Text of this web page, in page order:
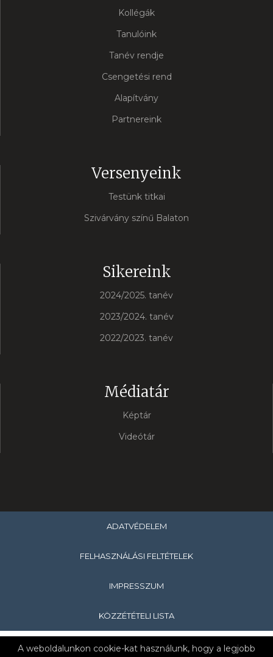
A weboldalunkon cookie-kat használunk, hogy a legjobb
Kollégák
Tanulóink
Tanév rendje
Csengetési rend
Alapítvány
Partnereink
Versenyeink
Testünk titkai
Szivárvány színű Balaton
Sikereink
2024/2025. tanév
2023/2024. tanév
2022/2023. tanév
Médiatár
Képtár
Videótár
ADATVÉDELEM
FELHASZNÁLÁSI FELTÉTELEK
IMPRESSZUM
KÖZZÉTÉTELI LISTA
Copyright © 2019 Egry József Általános Iskola és Alapfokú